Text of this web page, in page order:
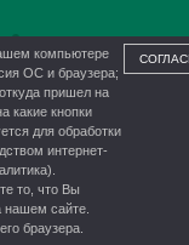
г.
компьютере
ОС и браузера;
пришел на
какие кнопки
для обработки
интернет-
то, что Вы
нашем сайте.
браузера.